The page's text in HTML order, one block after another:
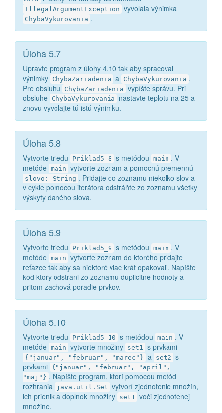
IllegalArgumentException vyvolala výnimka
ChybaVykurovania .
Úloha 5.7
Upravte program z úlohy 4.10 tak aby spracoval
výnimky ChybaZariadenia a ChybaVykurovania .
Pre obsluhu
ChybaZariadenia vypíšte správu. Pri
obsluhe ChybaVykurovania
nastavte teplotu na 25 a
znovu vyvolajte tú istú výnimku.
Úloha 5.8
Vytvorte triedu Priklad5_8 s metódou main . V
metóde main vytvorte zoznam a pomocnú premennú
slovo: String . Pridajte do zoznamu niekoľko slov a
v cykle pomocou iterátora odstráňte zo zoznamu všetky
výskyty daného slova.
Úloha 5.9
Vytvorte triedu Priklad5_9 s metódou main . V
metóde main vytvorte zoznam do ktorého pridajte
reťazce tak aby sa niektoré viac krát opakovali. Napíšte
kód ktorý odstráni zo zoznamu duplicitné hodnoty a
pritom zachová poradie prvkov.
Úloha 5.10
Vytvorte triedu Priklad5_10 s metódou main . V
metóde main vytvorte množiny set1 s prvkami
{"januar", "februar", "marec"} a set2 s
prvkami {"januar", "februar", "april",
"maj"} . Napíšte program, ktorí pomocou metód
rozhrania java.util.Set vytvorí zjednotenie množín,
ich prienik a doplnok množiny set1 voči zjednotenej
množine.